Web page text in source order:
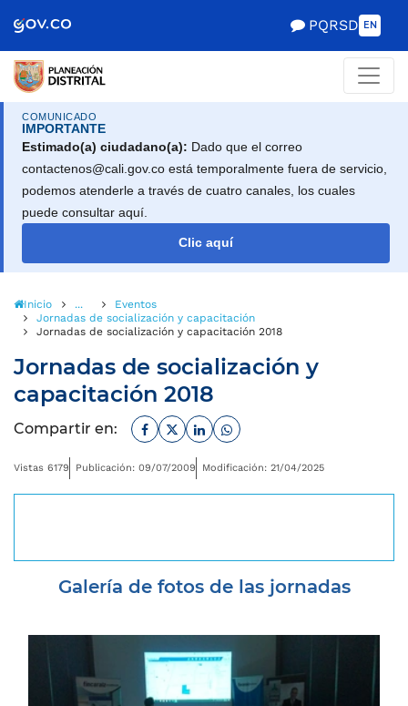
de Gobierno
PQRSD EN
COMUNICADO
IMPORTANTE
Estimado(a) ciudadano(a): Dado que el correo
contactenos@cali.gov.co está temporalmente fuera de servicio,
podemos atenderle a través de cuatro canales, los cuales
puede consultar aquí.
Clic aquí
Inicio ...
Eventos
Jornadas de socialización y capacitación
Jornadas de socialización y capacitación 2018
Jornadas de socialización y
capacitación 2018
Compartir en: Facebook
TwitterLinkedinWhatsapp
Vistas 6179 Publicación: 09/07/2009 Modificación: 21/04/2025
Galería de fotos de las jornadas